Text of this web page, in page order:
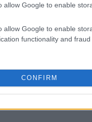
allow Google to enable
allow Google to enable
functionality and
CONFIRM